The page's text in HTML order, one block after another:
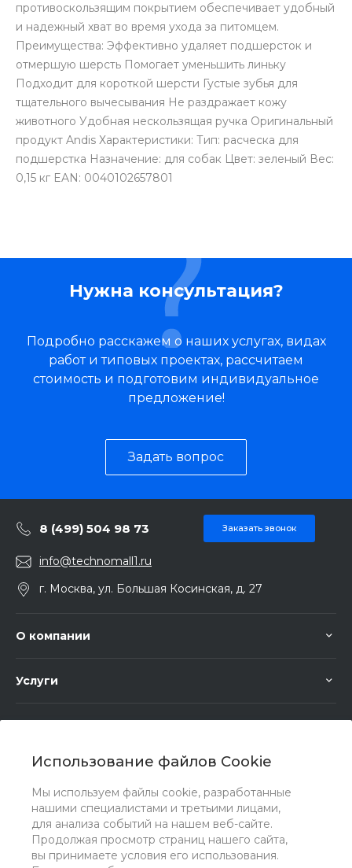
Использование файлов Cookie
Мы используем файлы cookie, разработанные
нашими специалистами и третьими лицами,
для анализа событий на нашем веб-сайте.
Продолжая просмотр страниц нашего сайта,
вы принимаете условия его использования.
противоскользящим покрытием обеспечивает удобный
и надежный хват во время ухода за питомцем.
Преимущества: Эффективно удаляет подшерсток и
отмершую шерсть Помогает уменьшить линьку
Подходит для короткой шерсти Густые зубья для
тщательного вычесывания Не раздражает кожу
животного Удобная нескользящая ручка Оригинальный
продукт Andis Характеристики: Тип: расческа для
подшерстка Назначение: для собак Цвет: зеленый Вес:
0,15 кг EAN: 0040102657801
Нужна консультация?
Подробно расскажем о наших услугах, видах
работ и типовых проектах, рассчитаем
стоимость и подготовим индивидуальное
предложение!
Задать вопрос
8 (499) 504 98 73 Заказать звонок
info@technomall1.ru
г. Москва, ул. Большая Косинская, д. 27
О компании
Услуги
Мы в соц. сетях